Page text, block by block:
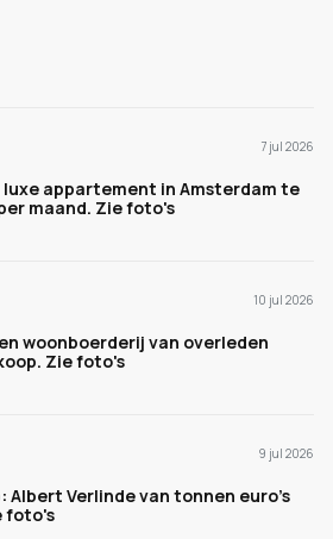
7 jul 2026
appartement in Amsterdam te
maand. Zie foto's
10 jul 2026
woonboerderij van overleden
Zie foto's
9 jul 2026
Albert Verlinde van tonnen euro's
foto's